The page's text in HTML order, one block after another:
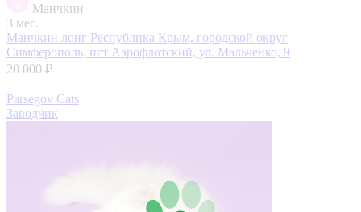
Манчкин
3 мес.
Манчкин лонг Республика Крым, городской округ
Симферополь, пгт Аэрофлотский, ул. Мальченко, 9
20 000 ₽
Parsegov Cats
Заводчик